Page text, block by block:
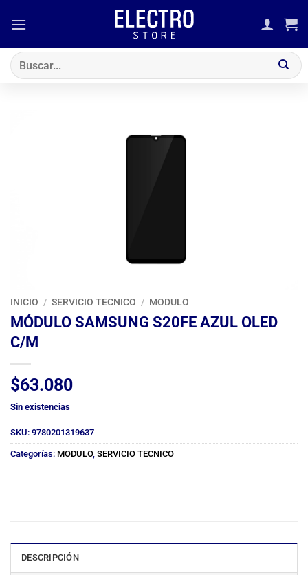
Buscar
por:
INICIO / SERVICIO TECNICO / MODULO
MÓDULO SAMSUNG S20FE AZUL OLED
C/M
$63.080
Sin existencias
SKU: 9780201319637
Categorías: MODULO, SERVICIO TECNICO
DESCRIPCIÓN